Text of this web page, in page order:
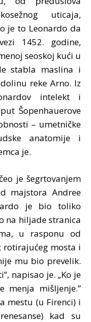
uticaja,
je to Leonardo da
1452. godine,
seoskoj kući u
stabla maslina i
reke Arno. Iz
intelekt i
Šopenhauerove
– umetničke
anatomije i
je.
je šegrtovanjem
majstora Andree
je bio toliko
na hiljade stranica
u rasponu od
mosta i
mu bio prevelik.
napisao je. „Ko je
menja mišljenje.”
mestu (u Firenci) i
kad su